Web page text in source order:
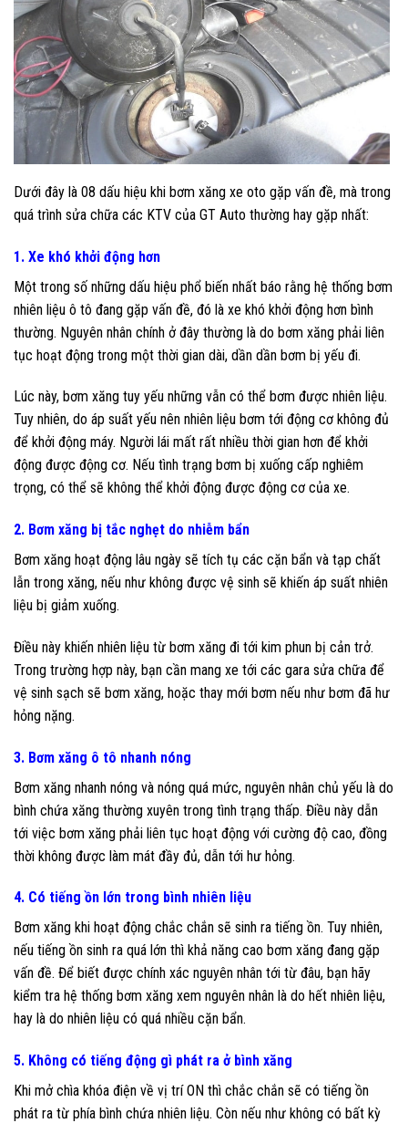
Dưới đây là 08 dấu hiệu khi bơm xăng xe oto gặp vấn đề, mà trong
quá trình sửa chữa các KTV của GT Auto thường hay gặp nhất:
1. Xe khó khởi động hơn
Một trong số những dấu hiệu phổ biến nhất báo rằng hệ thống bơm
nhiên liệu ô tô đang gặp vấn đề, đó là xe khó khởi động hơn bình
thường. Nguyên nhân chính ở đây thường là do bơm xăng phải liên
tục hoạt động trong một thời gian dài, dần dần bơm bị yếu đi.
Lúc này, bơm xăng tuy yếu những vẫn có thể bơm được nhiên liệu.
Tuy nhiên, do áp suất yếu nên nhiên liệu bơm tới động cơ không đủ
để khởi động máy. Người lái mất rất nhiều thời gian hơn để khởi
động được động cơ. Nếu tình trạng bơm bị xuống cấp nghiêm
trọng, có thể sẽ không thể khởi động được động cơ của xe.
2. Bơm xăng bị tắc nghẹt do nhiễm bẩn
Bơm xăng hoạt động lâu ngày sẽ tích tụ các cặn bẩn và tạp chất
lẫn trong xăng, nếu như không được vệ sinh sẽ khiến áp suất nhiên
liệu bị giảm xuống.
Điều này khiến nhiên liệu từ bơm xăng đi tới kim phun bị cản trở.
Trong trường hợp này, bạn cần mang xe tới các gara sửa chữa để
vệ sinh sạch sẽ bơm xăng, hoặc thay mới bơm nếu như bơm đã hư
hỏng nặng.
3. Bơm xăng ô tô nhanh nóng
Bơm xăng nhanh nóng và nóng quá mức, nguyên nhân chủ yếu là do
bình chứa xăng thường xuyên trong tình trạng thấp. Điều này dẫn
tới việc bơm xăng phải liên tục hoạt động với cường độ cao, đồng
thời không được làm mát đầy đủ, dẫn tới hư hỏng.
4. Có tiếng ồn lớn trong bình nhiên liệu
Bơm xăng khi hoạt động chắc chắn sẽ sinh ra tiếng ồn. Tuy nhiên,
nếu tiếng ồn sinh ra quá lớn thì khả năng cao bơm xăng đang gặp
vấn đề. Để biết được chính xác nguyên nhân tới từ đâu, bạn hãy
kiểm tra hệ thống bơm xăng xem nguyên nhân là do hết nhiên liệu,
hay là do nhiên liệu có quá nhiều cặn bẩn.
5. Không có tiếng động gì phát ra ở bình xăng
Khi mở chìa khóa điện về vị trí ON thì chắc chắn sẽ có tiếng ồn
phát ra từ phía bình chứa nhiên liệu. Còn nếu như không có bất kỳ